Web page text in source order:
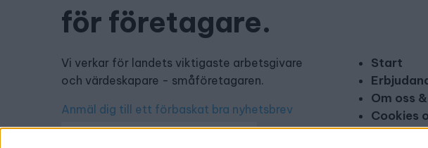
för företagare.
Vi verkar för landets viktigaste arbetsgivare
och värdeskapare - småföretagaren.
Anmäl dig till ett förbaskat bra nyhetsbrev
Start
Om oss
Cookies